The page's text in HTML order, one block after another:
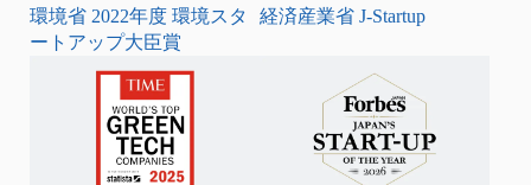
環境省 2022年度 環境スタ
ートアップ大臣賞
経済産業省 J-Startup